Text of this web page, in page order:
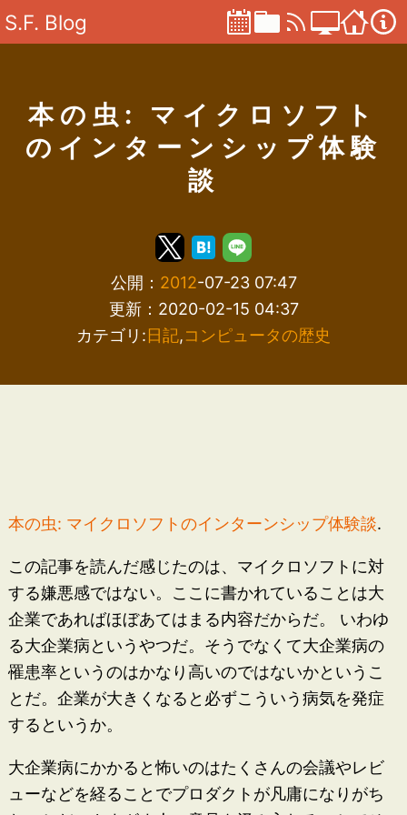
S.F. Blog
本の虫: マイクロソフト
のインターンシップ体験
談
公開： 2012-07-23 07:47
更新：2020-02-15 04:37
カテゴリ:日記,コンピュータの歴史
本の虫: マイクロソフトのインターンシップ体験談.
この記事を読んだ感じたのは、マイクロソフトに対
する嫌悪感ではない。ここに書かれていることは大
企業であればほぼあてはまる内容だからだ。 いわゆ
る大企業病というやつだ。そうでなくて大企業病の
罹患率というのはかなり高いのではないかというこ
とだ。企業が大きくなると必ずこういう病気を発症
するというか。
大企業病にかかると怖いのはたくさんの会議やレビ
ューなどを経ることでプロダクトが凡庸になりがち